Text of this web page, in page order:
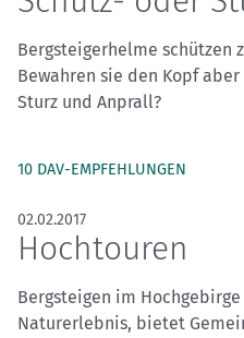
Bergsteigerhelme schützen
Bewahren sie den Kopf
Sturz und Anprall?
10 DAV-EMPFEHLUNGEN
02.02.2017
Hochtouren
Bergsteigen im
Naturerlebnis, bietet